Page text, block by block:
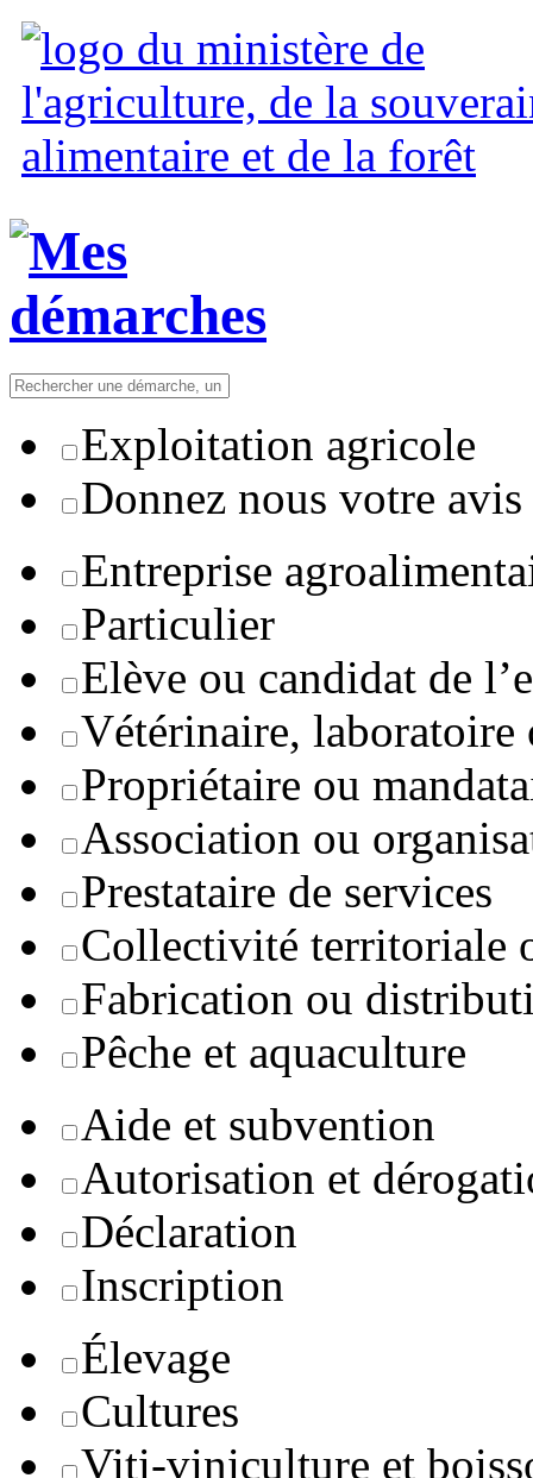
Exploitation agricole
Donnez nous votre avis
Entreprise
Particulier
Elève ou candidat de
Vétérinaire, laboratoire
Propriétaire ou
Association ou
Prestataire de services
Collectivité territoriale
Fabrication ou
Pêche et aquaculture
Aide et subvention
Autorisation et
Déclaration
Inscription
Élevage
Cultures
Viti-viniculture et